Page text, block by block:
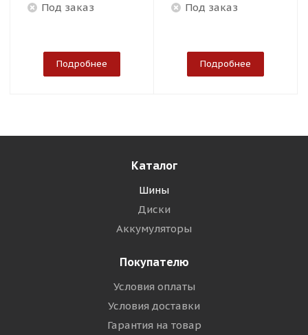
Под заказ
Подробнее
Под заказ
Подробнее
Каталог
Шины
Диски
Аккумуляторы
Покупателю
Условия оплаты
Условия доставки
Гарантия на товар